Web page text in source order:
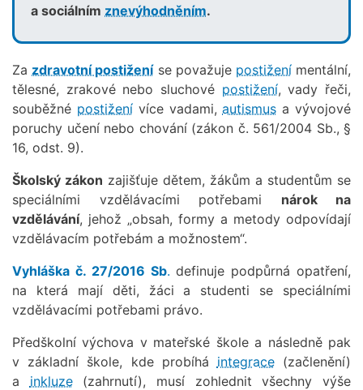
a sociálním znevýhodněním.
Za zdravotní postiženíse považuje postiženímentální,
tělesné, zrakové nebo sluchové postižení, vady řeči,
souběžné postiženívíce vadami,autismus a vývojové
poruchy učení nebo chování (zákon č. 561/2004 Sb., §
16, odst. 9).
Školský zákon zajišťuje dětem, žákům a studentům se
speciálními vzdělávacími potřebami nárok na
vzdělávání, jehož „obsah, formy a metody odpovídají
vzdělávacím potřebám a možnostem“.
Vyhláška č. 27/2016 Sb. definuje podpůrná opatření,
na která mají děti, žáci a studenti se speciálními
vzdělávacími potřebami právo.
Předškolní výchova v mateřské škole a následně pak
v základní škole, kde probíhá integrace(začlenění)
a inkluze(zahrnutí), musí zohlednit všechny výše